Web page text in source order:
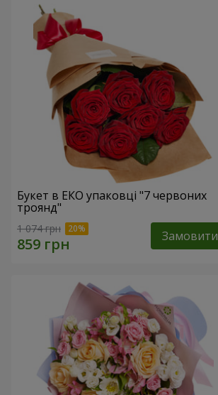
Букет в ЕКО упаковці "7 червоних
троянд"
1 074 грн Замовити